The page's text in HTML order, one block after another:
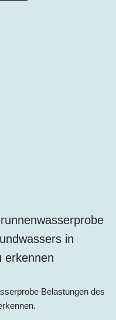
in
erkennen
Belastungen des